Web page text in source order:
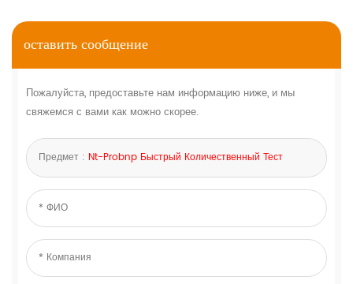
оставить сообщение
Пожалуйста, предоставьте нам информацию ниже, и мы
свяжемся с вами как можно скорее.
Предмет : Nt-Probnp Быстрый Количественный Тест